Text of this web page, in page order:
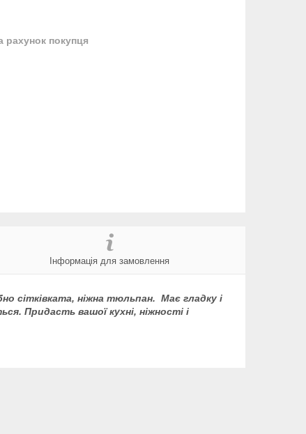
рахунок покупця
Інформація для замовлення
сітківката, ніжна тюльпан. Має гладку і
Придасть вашої кухні, ніжності і